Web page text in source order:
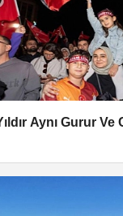
Aynı Gurur